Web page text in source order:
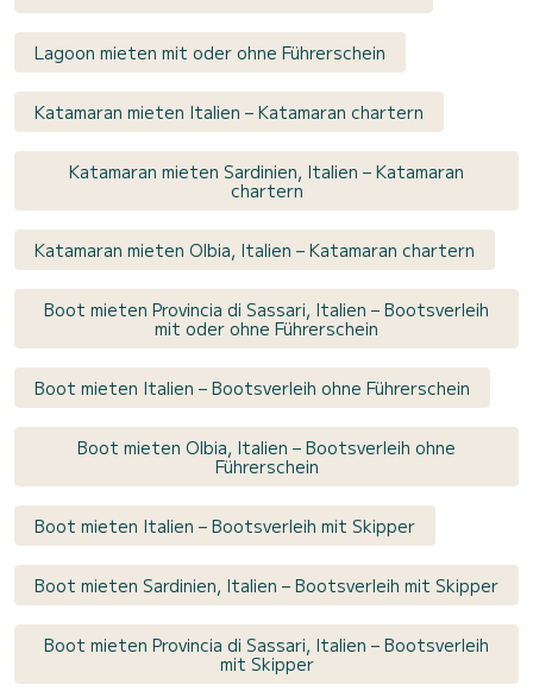
Lagoon mieten mit oder ohne Führerschein
Katamaran mieten Italien – Katamaran chartern
Katamaran mieten Sardinien, Italien – Katamaran
chartern
Katamaran mieten Olbia, Italien – Katamaran chartern
Boot mieten Provincia di Sassari, Italien – Bootsverleih
mit oder ohne Führerschein
Boot mieten Italien – Bootsverleih ohne Führerschein
Boot mieten Olbia, Italien – Bootsverleih ohne
Führerschein
Boot mieten Italien – Bootsverleih mit Skipper
Boot mieten Sardinien, Italien – Bootsverleih mit Skipper
Boot mieten Provincia di Sassari, Italien – Bootsverleih
mit Skipper